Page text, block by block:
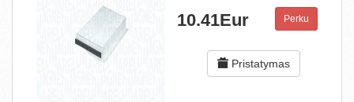
10.41Eur Perku
Pristatymas